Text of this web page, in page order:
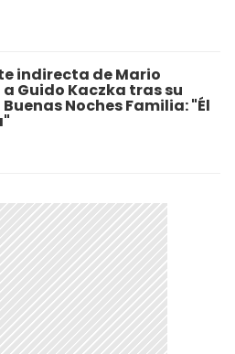
indirecta de Mario
Guido Kaczka tras su
Noches Familia: "Él